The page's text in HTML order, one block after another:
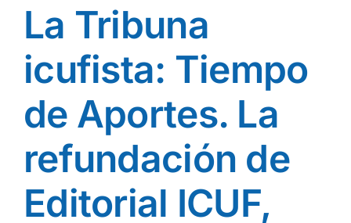
La Tribuna
icufista: Tiempo
de Aportes. La
refundación de
Editorial ICUF,